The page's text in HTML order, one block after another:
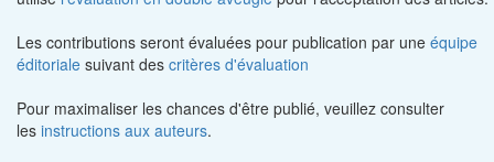
Les contributions seront évaluées pour publication par une équipe
éditoriale suivant des critères d'évaluation
Pour maximaliser les chances d'être publié, veuillez consulter
les instructions aux auteurs.